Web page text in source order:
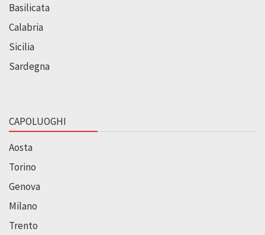
Basilicata
Calabria
Sicilia
Sardegna
CAPOLUOGHI
Aosta
Torino
Genova
Milano
Trento